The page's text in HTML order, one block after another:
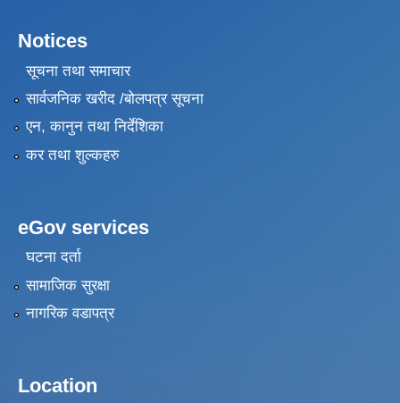
Notices
सूचना तथा समाचार
सार्वजनिक खरीद /बोलपत्र सूचना
एन, कानुन तथा निर्देशिका
कर तथा शुल्कहरु
eGov services
घटना दर्ता
सामाजिक सुरक्षा
नागरिक वडापत्र
Location